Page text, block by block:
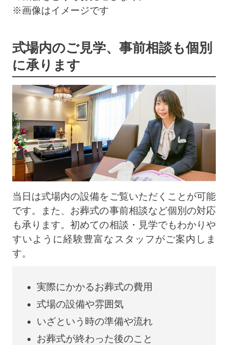
※画像はイメージです
式場内のご見学、事前相談も個別
に承ります
当日は式場内の設備をご覧いただくことが可能
です。また、お葬式の事前相談など個別の対応
も承ります。初めての相談・見学でもわかりや
すいように経験豊富なスタッフがご案内しま
す。
実際にかかるお葬式の費用
式場の設備や雰囲気
いざという時の準備や流れ
お葬式が終わった後のこと